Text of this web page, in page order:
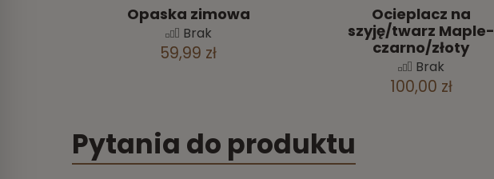
Opaska zimowa
Brak
59,99 zł
Ocieplacz na
szyję/twarz Maple-
czarno/złoty
Brak
100,00 zł
Pytania do produktu